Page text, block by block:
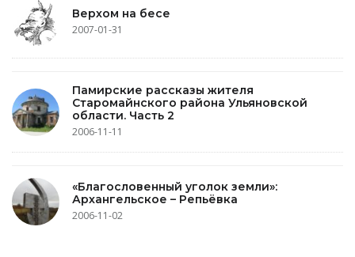
Верхом на бесе
2007-01-31
Памирские рассказы жителя
Старомайнского района Ульяновской
области. Часть 2
2006-11-11
«Благословенный уголок земли»:
Архангельское – Репьёвка
2006-11-02